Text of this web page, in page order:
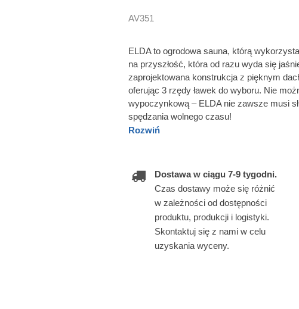
AV351
ELDA to ogrodowa sauna, którą
na przyszłość, która od razu wyda się
zaprojektowana konstrukcja z pięknym
oferując 3 rzędy ławek do wyboru. Nie
wypoczynkową – ELDA nie zawsze musi
spędzania wolnego czasu!
Rozwiń
Dostawa w ciągu 7-9 tygodni.
Czas dostawy może się różnić
w zależności od dostępności
produktu, produkcji i logistyki.
Skontaktuj się z nami w celu
uzyskania wyceny.